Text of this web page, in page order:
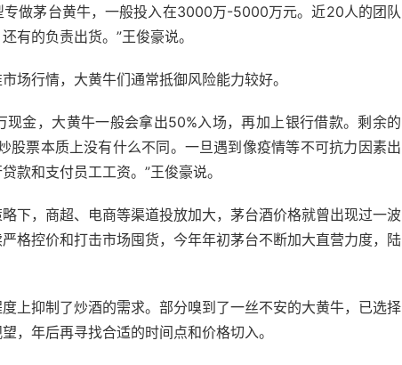
做茅台黄牛，一般投入在3000万-5000万元。近20人的团队
有的负责出货。”王俊豪说。
场行情，大黄牛们通常抵御风险能力较好。
金，大黄牛一般会拿出50%入场，再加上银行借款。剩余的
股票本质上没有什么不同。一旦遇到像疫情等不可抗力因素出
款和支付员工工资。”王俊豪说。
下，商超、电商等渠道投放加大，茅台酒价格就曾出现过一波
格控价和打击市场囤货，今年年初茅台不断加大直营力度，陆
上抑制了炒酒的需求。部分嗅到了一丝不安的大黄牛，已选择
，年后再寻找合适的时间点和价格切入。